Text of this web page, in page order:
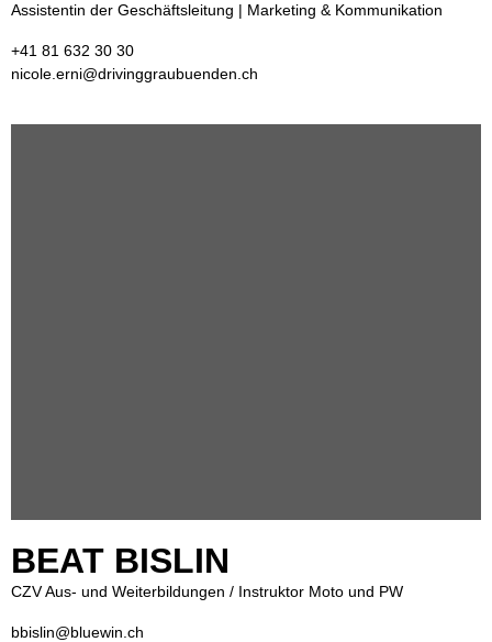
Assistentin der Geschäftsleitung | Marketing & Kommunikation
+41 81 632 30 30
nicole.erni@drivinggraubuenden.ch
BEAT BISLIN
CZV Aus- und Weiterbildungen / Instruktor Moto und PW
bbislin@bluewin.ch